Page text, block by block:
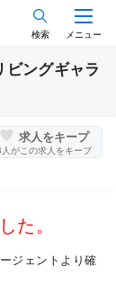
検索 メニュー
ングギャラ
求人をキープ
人がこの求人をキープ
た。
ジェントより確